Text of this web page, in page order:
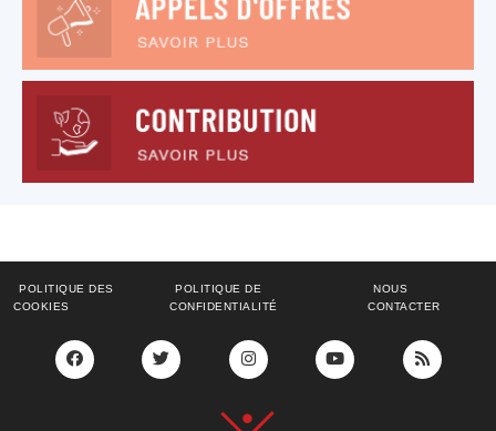
POLITIQUE DES
COOKIES
POLITIQUE DE
CONFIDENTIALITÉ
NOUS
CONTACTER